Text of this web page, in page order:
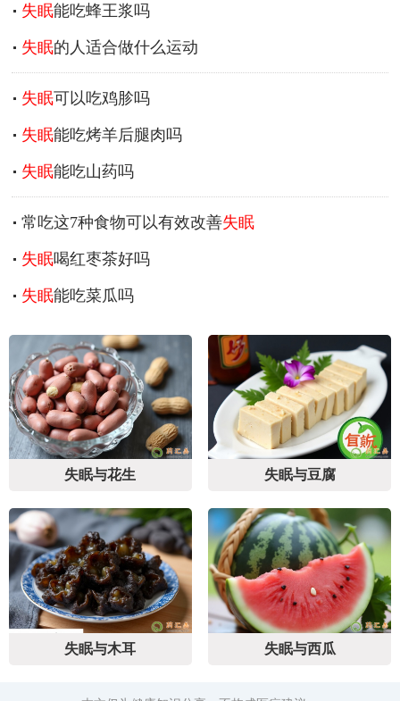
失眠能吃蜂王浆吗
失眠的人适合做什么运动
失眠可以吃鸡胗吗
失眠能吃烤羊后腿肉吗
失眠能吃山药吗
常吃这7种食物可以有效改善失眠
失眠喝红枣茶好吗
失眠能吃菜瓜吗
失眠与花生 失眠与豆腐
失眠与木耳 失眠与西瓜